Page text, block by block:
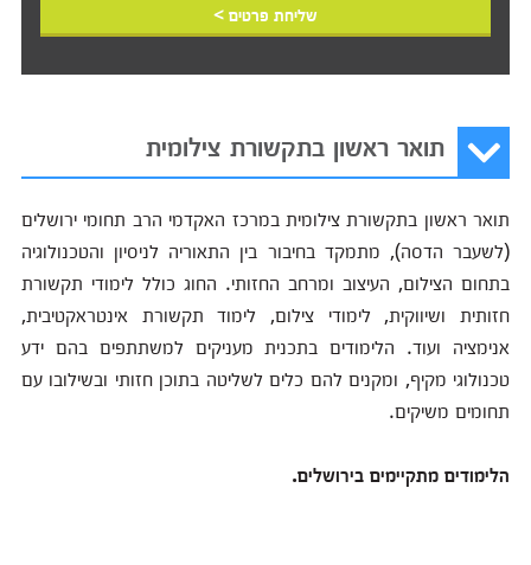
שליחת פרטים >
תואר ראשון בתקשורת צילומית
תואר ראשון בתקשורת צילומית במרכז האקדמי הרב תחומי ירושלים
(לשעבר הדסה), מתמקד בחיבור בין התאוריה לניסיון והטכנולוגיה
בתחום הצילום, העיצוב ומרחב החזותי. החוג כולל לימודי תקשורת
חזותית ושיווקית, לימודי צילום, לימוד תקשורת אינטראקטיבית,
אנימציה ועוד. הלימודים בתכנית מעניקים למשתתפים בהם ידע
טכנולוגי מקיף, ומקנים להם כלים לשליטה בתוכן חזותי ובשילובו עם
תחומים משיקים.
הלימודים מתקיימים בירושלים.